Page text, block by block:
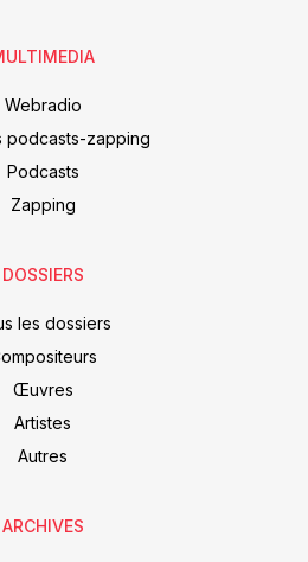
Webradio
podcasts-zapping
Podcasts
Zapping
DOSSIERS
les dossiers
Œuvres
Artistes
Autres
ARCHIVES